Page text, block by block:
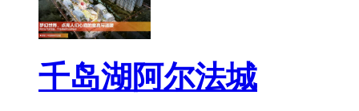
千岛湖阿尔法城